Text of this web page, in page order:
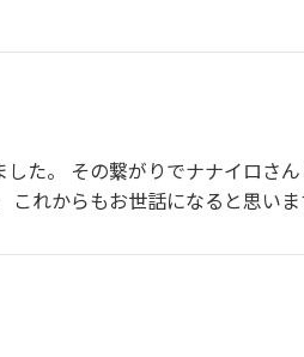
た。 その繋がりでナナイロさ
れからもお世話になると思いま